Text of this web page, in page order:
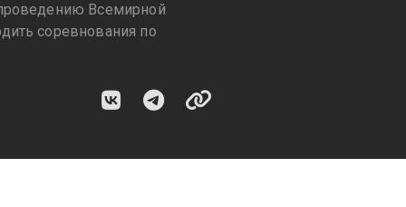
Всемирной
соревнования по